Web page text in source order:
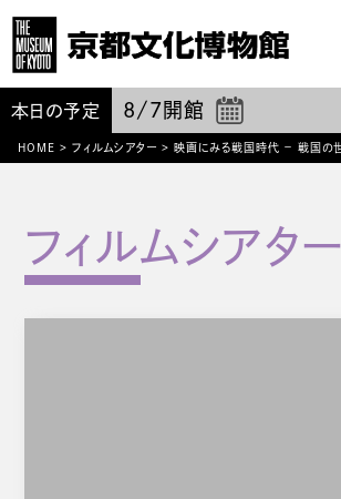
本日の予定 8/7 開館
HOME > フィルムシアター > 映画にみる戦国時代 − 戦国の